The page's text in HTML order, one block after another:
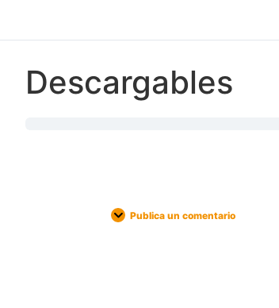
Descargables
Publica un comentario